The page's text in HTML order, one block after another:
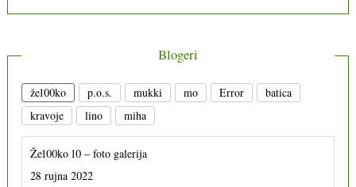
Blogeri
že100ko p.o.s. mukki mo Error
batica
kravoje
lino miha
Že100ko 10 – foto galerija
28 rujna 2022